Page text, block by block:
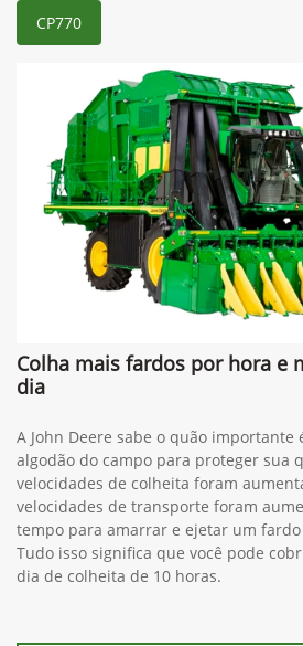
CP770
Colha mais fardos por hora e
dia
A John Deere sabe o quão importante
algodão do campo para proteger sua
velocidades de colheita foram
velocidades de transporte foram
tempo para amarrar e ejetar um
Tudo isso significa que você pode
dia de colheita de 10 horas.